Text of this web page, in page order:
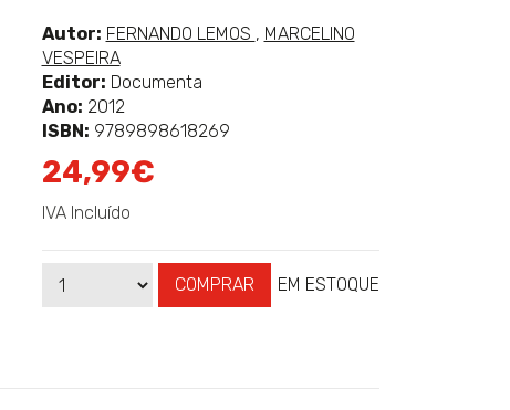
classificação
Autor: Ver
mais
sobre
FERNANDO LEMOS , Ver
MARCELINO
VESPEIRA
Editor: Documenta
Ano: 2012
ISBN: 9789898618269
24,99€
IVA Incluído
Qtd COMPRAR
Disponibilidade: EM ESTOQUE